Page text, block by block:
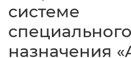
системе
специального
назначения